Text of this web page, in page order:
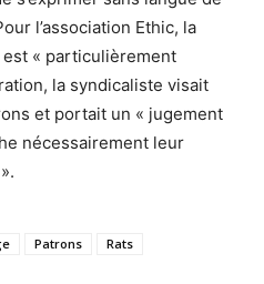
l’association Ethic, la
« particulièrement
la syndicaliste visait
et portait un « jugement
nécessairement leur
Patrons
Rats